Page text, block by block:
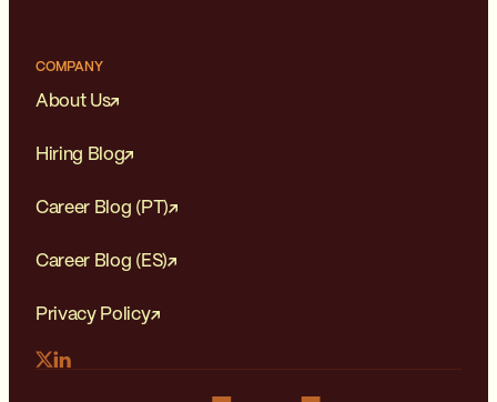
COMPANY
About Us
Hiring Blog
Career Blog (PT)
Career Blog (ES)
Privacy Policy